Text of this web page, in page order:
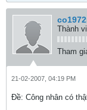
Thành
Tham
21-02-2007, 04:19 PM
Ðề: Công nhân có